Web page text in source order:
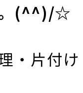
。(^^)/☆
・片付